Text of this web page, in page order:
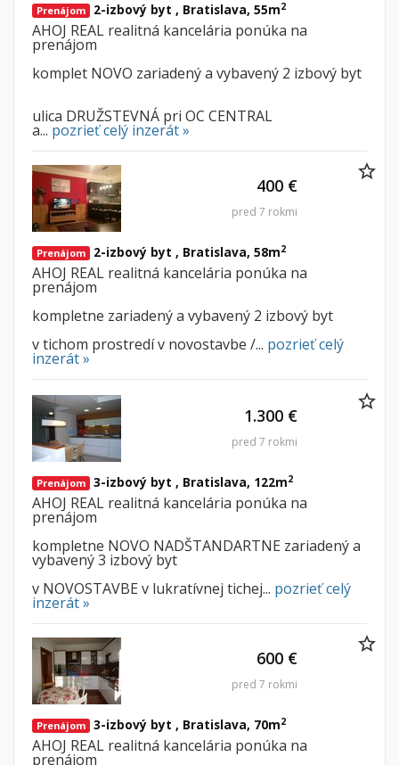
Prenájom 2-izbový byt , Bratislava, 55m2
AHOJ REAL realitná kancelária ponúka na
prenájom
komplet NOVO zariadený a vybavený 2 izbový byt
ulica DRUŽSTEVNÁ pri OC CENTRAL
a... pozrieť celý inzerát »
Prenájom 2-izbový byt , Bratislava, 58m2
AHOJ REAL realitná kancelária ponúka na
prenájom
kompletne zariadený a vybavený 2 izbový byt
v tichom prostredí v novostavbe /... pozrieť celý
inzerát »
400 €
pred 7 rokmi
Prenájom 3-izbový byt , Bratislava, 122m2
AHOJ REAL realitná kancelária ponúka na
prenájom
kompletne NOVO NADŠTANDARTNE zariadený a
vybavený 3 izbový byt
v NOVOSTAVBE v lukratívnej tichej... pozrieť celý
inzerát »
1.300 €
pred 7 rokmi
Prenájom 3-izbový byt , Bratislava, 70m2
AHOJ REAL realitná kancelária ponúka na
prenájom
600 €
pred 7 rokmi